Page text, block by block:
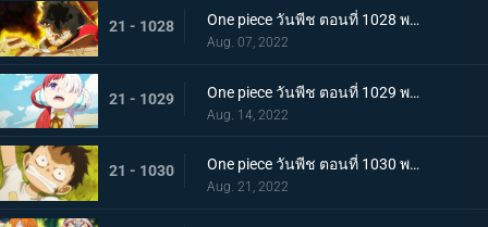
21 - 1028 One piece วันพีช ตอนที่ 1028 พากย์ไทย ก้ามข้ามสี่จักรพรรดิสิ หมัดเหล็กโต้กลับของลูฟี่
Aug. 07, 2022
21 - 1029 One piece วันพีช ตอนที่ 1029 พากย์ไทย ความทรงจำลางเลือน ลูฟี่กับอูตะลูกสาวของผมแดง
Aug. 14, 2022
21 - 1030 One piece วันพีช ตอนที่ 1030 พากย์ไทย คำสาบานต่อยุคสมัยใหม่! ลูฟี่กับอูตะ
Aug. 21, 2022